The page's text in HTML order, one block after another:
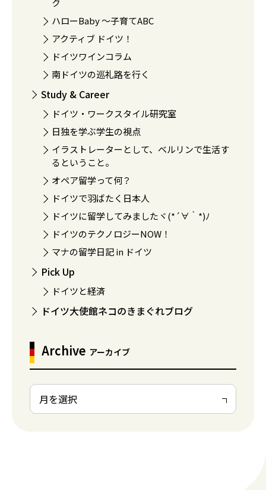
ハローBaby 〜子育てABC
アクティブ ドイツ！
ドイツワインコラム
南ドイツの巡礼路を行く
Study & Career
ドイツ・ワークスタイル研究室
日独を学ぶ学生の視点
イラストレーターとして、ベルリンで生活す
るということ。
オペア留学って何？
ドイツで羽ばたく日本人
ドイツに留学してみましたヾ(*´∀｀*)ﾉ
ドイツのテクノロジーNOW！
マナの留学日記 in ドイツ
Pick Up
ドイツと経済
ドイツ大使館ネコのきまぐれブログ
Archive アーカイブ